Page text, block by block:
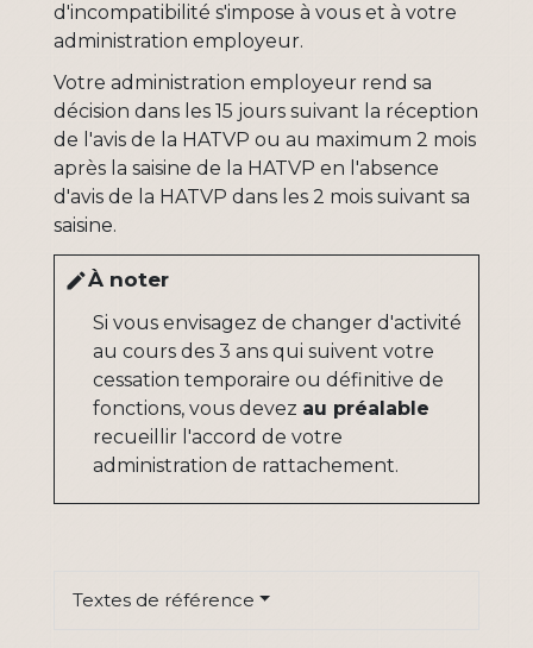
d'incompatibilité s'impose à vous et à votre
administration employeur.
Votre administration employeur rend sa
décision dans les 15 jours suivant la réception
de l'avis de la HATVP ou au maximum 2 mois
après la saisine de la HATVP en l'absence
d'avis de la HATVP dans les 2 mois suivant sa
saisine.
editÀ noter
Si vous envisagez de changer d'activité
au cours des 3 ans qui suivent votre
cessation temporaire ou définitive de
fonctions, vous devez au préalable
recueillir l'accord de votre
administration de rattachement.
Textes de référence